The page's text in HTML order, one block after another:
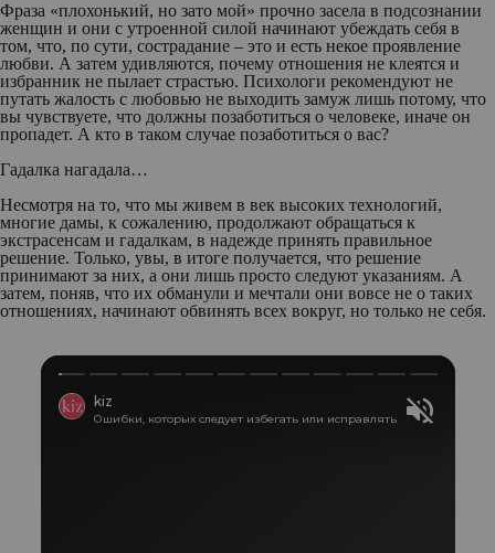
Фраза «плохонький, но зато мой» прочно засела в подсознании
женщин и они с утроенной силой начинают убеждать себя в
том, что, по сути, сострадание – это и есть некое проявление
любви. А затем удивляются, почему отношения не клеятся и
избранник не пылает страстью. Психологи рекомендуют не
путать жалость с любовью не выходить замуж лишь потому, что
вы чувствуете, что должны позаботиться о человеке, иначе он
пропадет. А кто в таком случае позаботиться о вас?
Гадалка нагадала…
Несмотря на то, что мы живем в век высоких технологий,
многие дамы, к сожалению, продолжают обращаться к
экстрасенсам и гадалкам, в надежде принять правильное
решение. Только, увы, в итоге получается, что решение
принимают за них, а они лишь просто следуют указаниям. А
затем, поняв, что их обманули и мечтали они вовсе не о таких
отношениях, начинают обвинять всех вокруг, но только не себя.